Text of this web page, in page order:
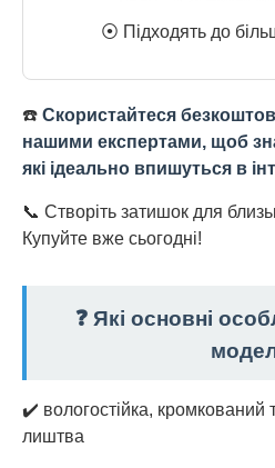
⦿ Підходять до
☎️ Скористайтеся
нашими експертами, щоб
які ідеально впишуться в
📞 Створіть затишок для
Купуйте вже сьогодні!
❓ Які основні
✔️ вологостійка, кромкований
лиштва